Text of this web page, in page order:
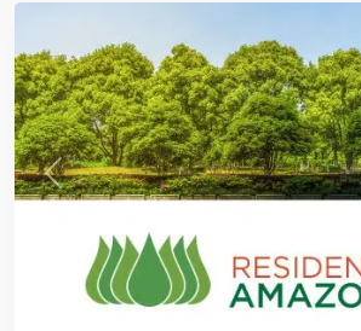
Previous